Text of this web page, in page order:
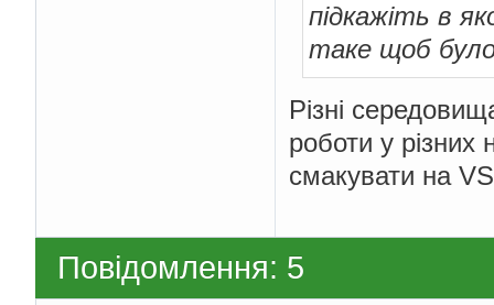
підкажіть в
таке щоб
Різні
роботи у
смакувати на
Повідомлення: 5